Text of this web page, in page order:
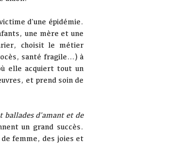
d'une épidémie.
une mère et une
choisit le métier
santé fragile…) à
elle acquiert tout un
et prend soin de
ballades d'amant et de
un grand succès.
femme, des joies et